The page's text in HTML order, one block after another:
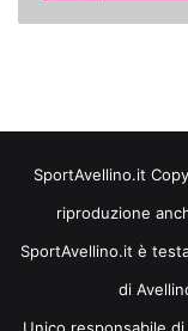
SportAvellino.it
riproduzione
SportAvellino.it è
di